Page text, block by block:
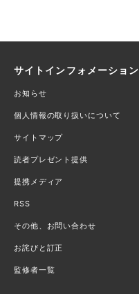
サイトインフォメーション
お知らせ
個人情報の取り扱いについて
サイトマップ
読者プレゼント提供
提携メディア
RSS
その他、お問い合わせ
お詫びと訂正
監修者一覧